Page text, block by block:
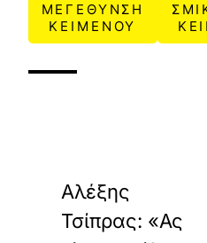
ΜΕΓΕΘΥΝΣΗ
ΚΕΙΜΕΝΟΥ
Αλέξης
Τσίπρας: «Ας